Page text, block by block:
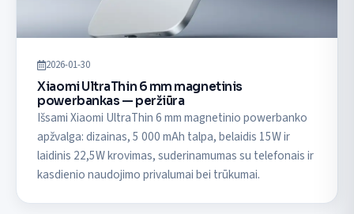
2026-01-30
Xiaomi UltraThin 6 mm magnetinis
powerbankas — peržiūra
Išsami Xiaomi UltraThin 6 mm magnetinio powerbanko
apžvalga: dizainas, 5 000 mAh talpa, belaidis 15W ir
laidinis 22,5W krovimas, suderinamumas su telefonais ir
kasdienio naudojimo privalumai bei trūkumai.